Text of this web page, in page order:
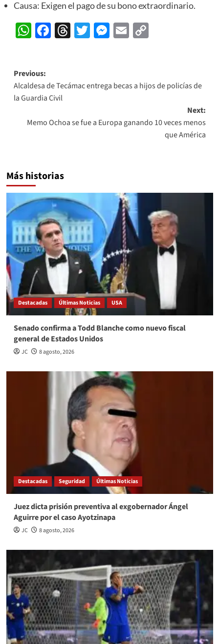
Causa: Exigen el pago de su bono extraordinario.
WhatsApp
Facebook
Threads
Twitter
Messenger
EmailCopy
Post
navigation
Previous:
Alcaldesa de Tecámac entrega becas a hijos de policías de
la Guardia Civil
Next:
Memo Ochoa se fue a Europa ganando 10 veces menos
que América
Más historias
Destacadas Últimas Noticias USA
Senado confirma a Todd Blanche como nuevo fiscal
general de Estados Unidos
JC 8 agosto, 2026
Destacadas Seguridad Últimas Noticias
Juez dicta prisión preventiva al exgobernador Ángel
Aguirre por el caso Ayotzinapa
JC 8 agosto, 2026